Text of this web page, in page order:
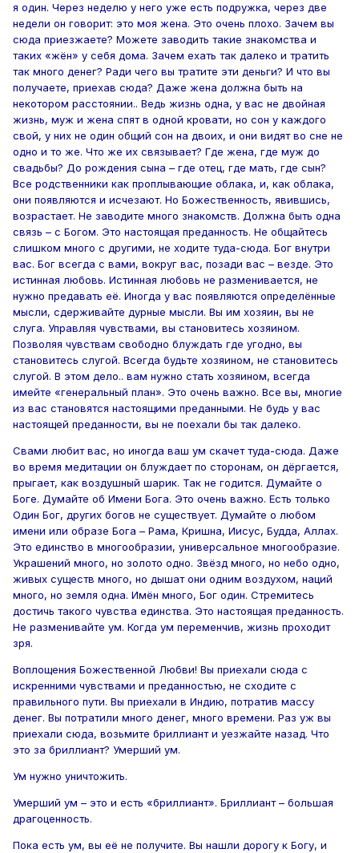
я один. Через неделю у него уже есть подружка, через две
недели он говорит: это моя жена. Это очень плохо. Зачем вы
сюда приезжаете? Можете заводить такие знакомства и
таких «жён» у себя дома. Зачем ехать так далеко и тратить
так много денег? Ради чего вы тратите эти деньги? И что вы
получаете, приехав сюда? Даже жена должна быть на
некотором расстоянии.. Ведь жизнь одна, у вас не двойная
жизнь, муж и жена спят в одной кровати, но сон у каждого
свой, у них не один общий сон на двоих, и они видят во сне не
одно и то же. Что же их связывает? Где жена, где муж до
свадьбы? До рождения сына – где отец, где мать, где сын?
Все родственники как проплывающие облака, и, как облака,
они появляются и исчезают. Но Божественность, явившись,
возрастает. Не заводите много знакомств. Должна быть одна
связь – с Богом. Это настоящая преданность. Не общайтесь
слишком много с другими, не ходите туда-сюда. Бог внутри
вас. Бог всегда с вами, вокруг вас, позади вас – везде. Это
истинная любовь. Истинная любовь не разменивается, не
нужно предавать её. Иногда у вас появляются определённые
мысли, сдерживайте дурные мысли. Вы им хозяин, вы не
слуга. Управляя чувствами, вы становитесь хозяином.
Позволяя чувствам свободно блуждать где угодно, вы
становитесь слугой. Всегда будьте хозяином, не становитесь
слугой. В этом дело.. вам нужно стать хозяином, всегда
имейте «генеральный план». Это очень важно. Все вы, многие
из вас становятся настоящими преданными. Не будь у вас
настоящей преданности, вы не поехали бы так далеко.
Свами любит вас, но иногда ваш ум скачет туда-сюда. Даже
во время медитации он блуждает по сторонам, он дёргается,
прыгает, как воздушный шарик. Так не годится. Думайте о
Боге. Думайте об Имени Бога. Это очень важно. Есть только
Один Бог, других богов не существует. Думайте о любом
имени или образе Бога – Рама, Кришна, Иисус, Будда, Аллах.
Это единство в многообразии, универсальное многообразие.
Украшений много, но золото одно. Звёзд много, но небо одно,
живых существ много, но дышат они одним воздухом, наций
много, но земля одна. Имён много, Бог один. Стремитесь
достичь такого чувства единства. Это настоящая преданность.
Не разменивайте ум. Когда ум переменчив, жизнь проходит
зря.
Воплощения Божественной Любви! Вы приехали сюда с
искренними чувствами и преданностью, не сходите с
правильного пути. Вы приехали в Индию, потратив массу
денег. Вы потратили много денег, много времени. Раз уж вы
приехали сюда, возьмите бриллиант и уезжайте назад. Что
это за бриллиант? Умерший ум.
Ум нужно уничтожить.
Умерший ум – это и есть «бриллиант». Бриллиант – большая
драгоценность.
Пока есть ум, вы её не получите. Вы нашли дорогу к Богу, и